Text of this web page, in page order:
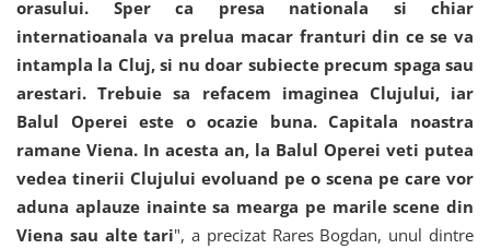
orasului. Sper ca presa nationala si chiar
internatioanala va prelua macar franturi din ce se va
intampla la Cluj, si nu doar subiecte precum spaga sau
arestari. Trebuie sa refacem imaginea Clujului, iar
Balul Operei este o ocazie buna. Capitala noastra
ramane Viena. In acesta an, la Balul Operei veti putea
vedea tinerii Clujului evoluand pe o scena pe care vor
aduna aplauze inainte sa mearga pe marile scene din
Viena sau alte tari", a precizat Rares Bogdan, unul dintre